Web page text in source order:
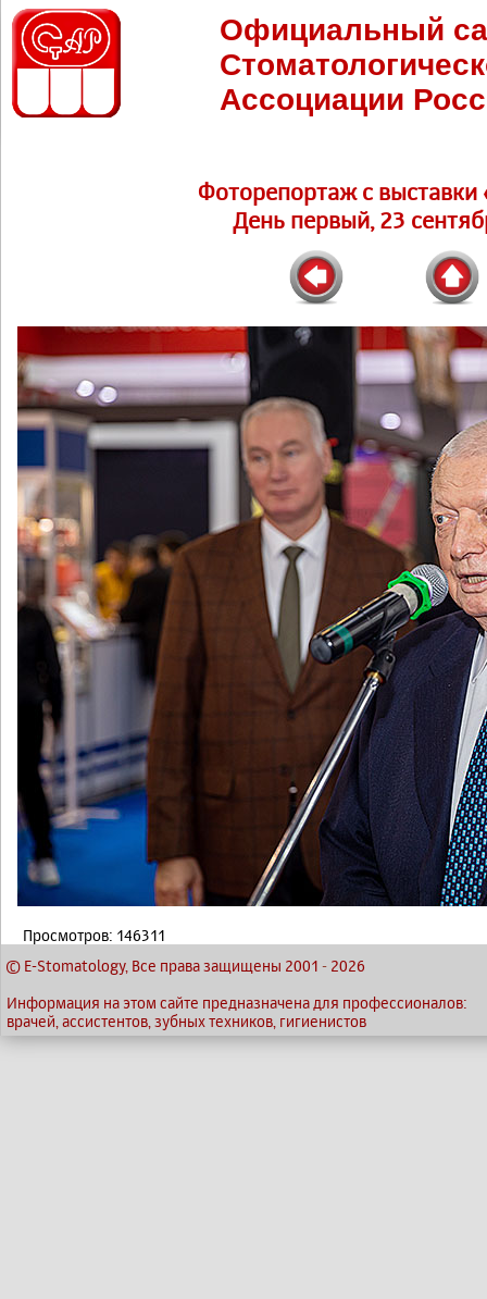
Официальный
Ассоциации
Фоторепортаж c выставки
День первый, 23
Просмотров: 146311
© E-Stomatology, Все права защищены 2001 - 2026
Информация на этом сайте предназначена для профессионалов:
врачей, ассистентов, зубных техников, гигиенистов